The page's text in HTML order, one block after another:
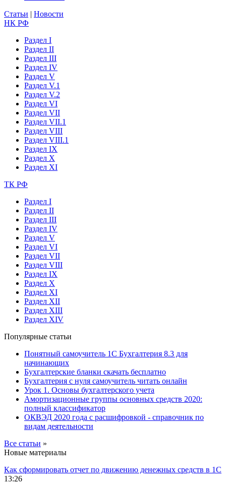
Статьи | Новости
НК РФ
Раздел I
Раздел II
Раздел III
Раздел IV
Раздел V
Раздел V.1
Раздел V.2
Раздел VI
Раздел VII
Раздел VII.1
Раздел VIII
Раздел VIII.1
Раздел IX
Раздел X
Раздел XI
ТК РФ
Раздел I
Раздел II
Раздел III
Раздел IV
Раздел V
Раздел VI
Раздел VII
Раздел VIII
Раздел IX
Раздел X
Раздел XI
Раздел XII
Раздел XIII
Раздел XIV
Популярные статьи
Понятный самоучитель 1С Бухгалтерия 8.3 для
начинающих
Бухгалтерские бланки скачать бесплатно
Бухгалтерия с нуля самоучитель читать онлайн
Урок 1. Основы бухгалтерского учета
Амортизационные группы основных средств 2020:
полный классификатор
ОКВЭД 2020 года с расшифровкой - справочник по
видам деятельности
Все статьи »
Новые материалы
Как сформировать отчет по движению денежных средств в 1С
13:26